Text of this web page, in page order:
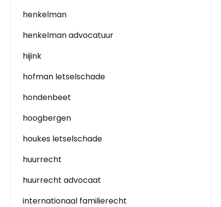
henkelman
henkelman advocatuur
hijink
hofman letselschade
hondenbeet
hoogbergen
houkes letselschade
huurrecht
huurrecht advocaat
internationaal familierecht